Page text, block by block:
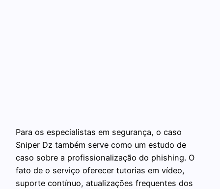
Para os especialistas em segurança, o caso
Sniper Dz também serve como um estudo de
caso sobre a profissionalização do phishing. O
fato de o serviço oferecer tutorias em vídeo,
suporte contínuo, atualizações frequentes dos